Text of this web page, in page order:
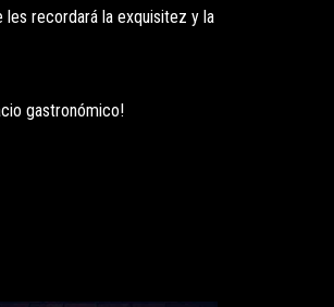
les recordará la exquisitez y la
gastronómico!